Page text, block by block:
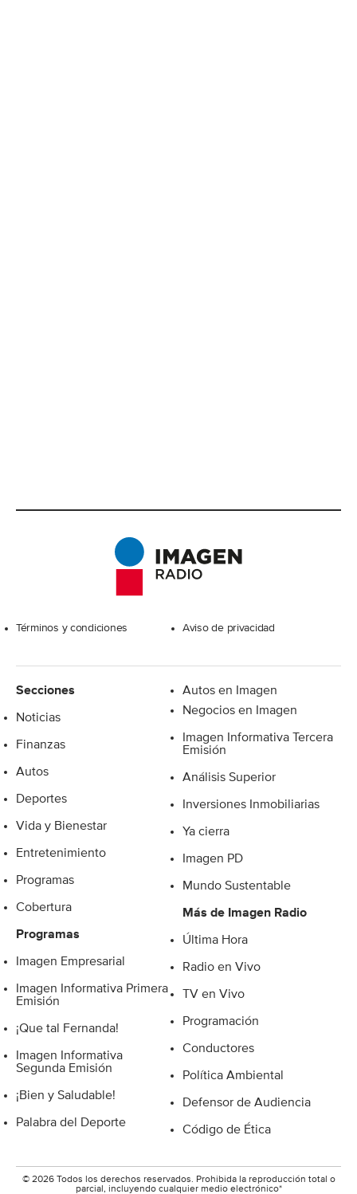
Términos y condiciones Aviso de privacidad
Secciones
Noticias
Finanzas
Autos
Deportes
Vida y Bienestar
Entretenimiento
Programas
Cobertura
Programas
Imagen Empresarial
Imagen Informativa Primera
Emisión
¡Que tal Fernanda!
Imagen Informativa
Segunda Emisión
¡Bien y Saludable!
Palabra del Deporte
Autos en Imagen
Negocios en Imagen
Imagen Informativa Tercera
Emisión
Análisis Superior
Inversiones Inmobiliarias
Ya cierra
Imagen PD
Mundo Sustentable
Más de Imagen Radio
Última Hora
Radio en Vivo
TV en Vivo
Programación
Conductores
Política Ambiental
Defensor de Audiencia
Código de Ética
© 2026 Todos los derechos reservados. Prohibida la reproducción total o
parcial, incluyendo cualquier medio electrónico*